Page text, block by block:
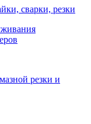
сварки, резки
резки и